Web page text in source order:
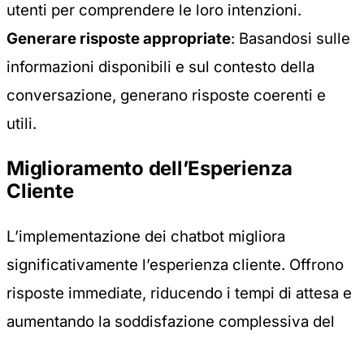
utenti per comprendere le loro intenzioni.
Generare risposte appropriate: Basandosi sulle
informazioni disponibili e sul contesto della
conversazione, generano risposte coerenti e
utili.
Miglioramento dell’Esperienza
Cliente
L’implementazione dei chatbot migliora
significativamente l’esperienza cliente. Offrono
risposte immediate, riducendo i tempi di attesa e
aumentando la soddisfazione complessiva del